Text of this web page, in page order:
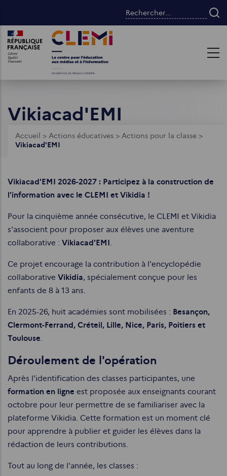
contenu
principal
Rechercher...
Images Images
Vikiacad'EMI
Fil
Accueil > Actions éducatives > Actions pour la classe >
Vikiacad'EMI
Vikiacad'EMI 2026-2027 : Participez à la construction de
l'information avec le CLEMI et Vikidia !
Pour la cinquième année consécutive, le CLEMI et Vikidia
s'associent pour proposer aux élèves une aventure
collaborative : Vikiacad'EMI.
Ce projet encourage la contribution à l'encyclopédie
collaborative Vikidia, spécialement conçue pour les
enfants de 8 à 13 ans.
En 2025-26, huit académies sont mobilisées : Besançon,
Clermont-Ferrand, Créteil, Lille, Nice, Paris, Poitiers et
Toulouse.
Déroulement de l'opération
Après l’identification des classes participantes, une
formation en ligne est proposée aux enseignants courant
octobre pour leur permettre de se familiariser avec la
plateforme Vikidia. Cette formation est un moment clé
pour apprendre à publier et guider les élèves dans la
rédaction de leurs contributions.
Tout au long de l'année, les classes :